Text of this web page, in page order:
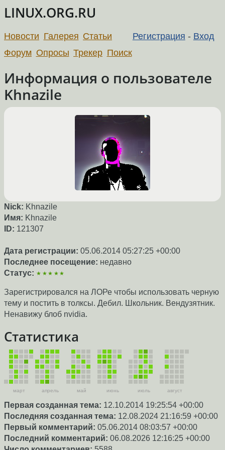
LINUX.ORG.RU
Регистрация - Вход
Новости Галерея Статьи
Форум Опросы Трекер Поиск
Информация о пользователе
Khnazile
Nick: Khnazile
Имя: Khnazile
ID: 121307
Дата регистрации: 05.06.2014 05:27:25 +00:00
Последнее посещение: недавно
Статус: ★★★★★
Зарегистрировался на ЛОРе чтобы использовать черную
тему и постить в толксы. Дебил. Школьник. Вендузятник.
Ненавижу блоб nvidia.
Статистика
март апрель май июнь июль август
Первая созданная тема: 12.10.2014 19:25:54 +00:00
Последняя созданная тема: 12.08.2024 21:16:59 +00:00
Первый комментарий: 05.06.2014 08:03:57 +00:00
Последний комментарий: 06.08.2026 12:16:25 +00:00